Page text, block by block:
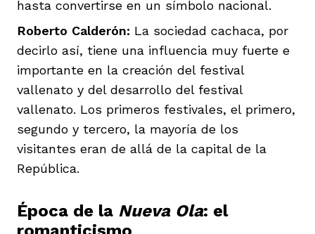
hasta convertirse en un símbolo nacional.
Roberto Calderón: La sociedad cachaca, por
decirlo así, tiene una influencia muy fuerte e
importante en la creación del festival
vallenato y del desarrollo del festival
vallenato. Los primeros festivales, el primero,
segundo y tercero, la mayoría de los
visitantes eran de allá de la capital de la
República.
Época de la Nueva Ola: el